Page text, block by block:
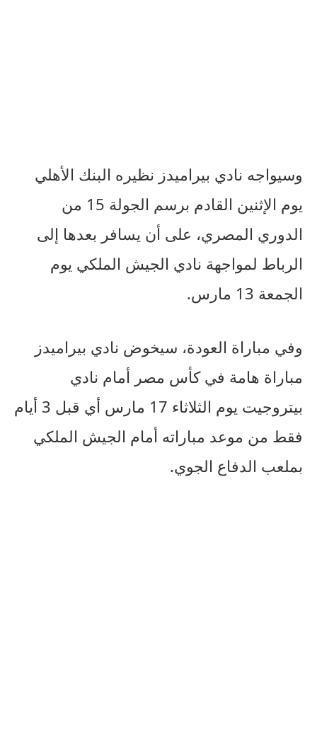
وسيواجه نادي بيراميدز نظيره البنك الأهلي
يوم الإثنين القادم برسم الجولة 15 من
الدوري المصري، على أن يسافر بعدها إلى
الرباط لمواجهة نادي الجيش الملكي يوم
الجمعة 13 مارس.
وفي مباراة العودة، سيخوض نادي بيراميدز
مباراة هامة في كأس مصر أمام نادي
بيتروجيت يوم الثلاثاء 17 مارس أي قبل 3 أيام
فقط من موعد مباراته أمام الجيش الملكي
بملعب الدفاع الجوي.